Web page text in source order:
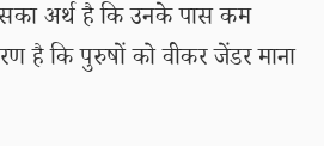
अर्थ है कि उनके पास कम
है कि पुरुषों को वीकर जेंडर माना